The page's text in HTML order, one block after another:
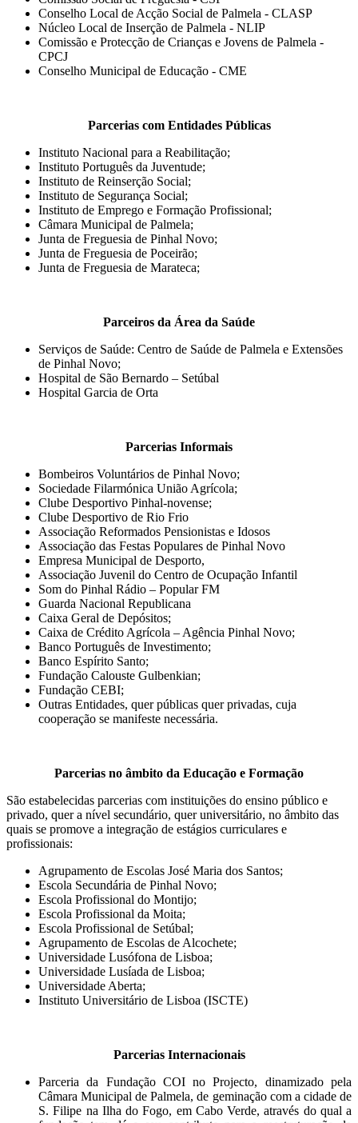
Conselho Local de Acção Social de Palmela - CLASP
Núcleo Local de Inserção de Palmela - NLIP
Comissão e Protecção de Crianças e Jovens de Palmela -
CPCJ
Conselho Municipal de Educação - CME
Parcerias com Entidades Públicas
Instituto Nacional para a Reabilitação;
Instituto Português da Juventude;
Instituto de Reinserção Social;
Instituto de Segurança Social;
Instituto de Emprego e Formação Profissional;
Câmara Municipal de Palmela;
Junta de Freguesia de Pinhal Novo;
Junta de Freguesia de Poceirão;
Junta de Freguesia de Marateca;
Parceiros da Área da Saúde
Serviços de Saúde: Centro de Saúde de Palmela e Extensões
de Pinhal Novo;
Hospital de São Bernardo – Setúbal
Hospital Garcia de Orta
Parcerias Informais
Bombeiros Voluntários de Pinhal Novo;
Sociedade Filarmónica União Agrícola;
Clube Desportivo Pinhal-novense;
Clube Desportivo de Rio Frio
Associação Reformados Pensionistas e Idosos
Associação das Festas Populares de Pinhal Novo
Empresa Municipal de Desporto,
Associação Juvenil do Centro de Ocupação Infantil
Som do Pinhal Rádio – Popular FM
Guarda Nacional Republicana
Caixa Geral de Depósitos;
Caixa de Crédito Agrícola – Agência Pinhal Novo;
Banco Português de Investimento;
Banco Espírito Santo;
Fundação Calouste Gulbenkian;
Fundação CEBI;
Outras Entidades, quer públicas quer privadas, cuja
cooperação se manifeste necessária.
Parcerias no âmbito da Educação e Formação
São estabelecidas parcerias com instituições do ensino público e
privado, quer a nível secundário, quer universitário, no âmbito das
quais se promove a integração de estágios curriculares e
profissionais:
Agrupamento de Escolas José Maria dos Santos;
Escola Secundária de Pinhal Novo;
Escola Profissional do Montijo;
Escola Profissional da Moita;
Escola Profissional de Setúbal;
Agrupamento de Escolas de Alcochete;
Universidade Lusófona de Lisboa;
Universidade Lusíada de Lisboa;
Universidade Aberta;
Instituto Universitário de Lisboa (ISCTE)
Parcerias Internacionais
Parceria da Fundação COI no Projecto, dinamizado pela
Câmara Municipal de Palmela, de geminação com a cidade de
S. Filipe na Ilha do Fogo, em Cabo Verde, através do qual a